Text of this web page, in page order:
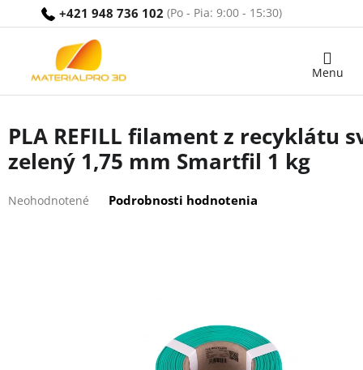
+421 948 736 102
Nákupný
PLA REFILL filament z recyklátu
zelený 1,75 mm Smartfil 1 kg
hodnotenie
Neohodnotené Podrobnosti hodnotenia